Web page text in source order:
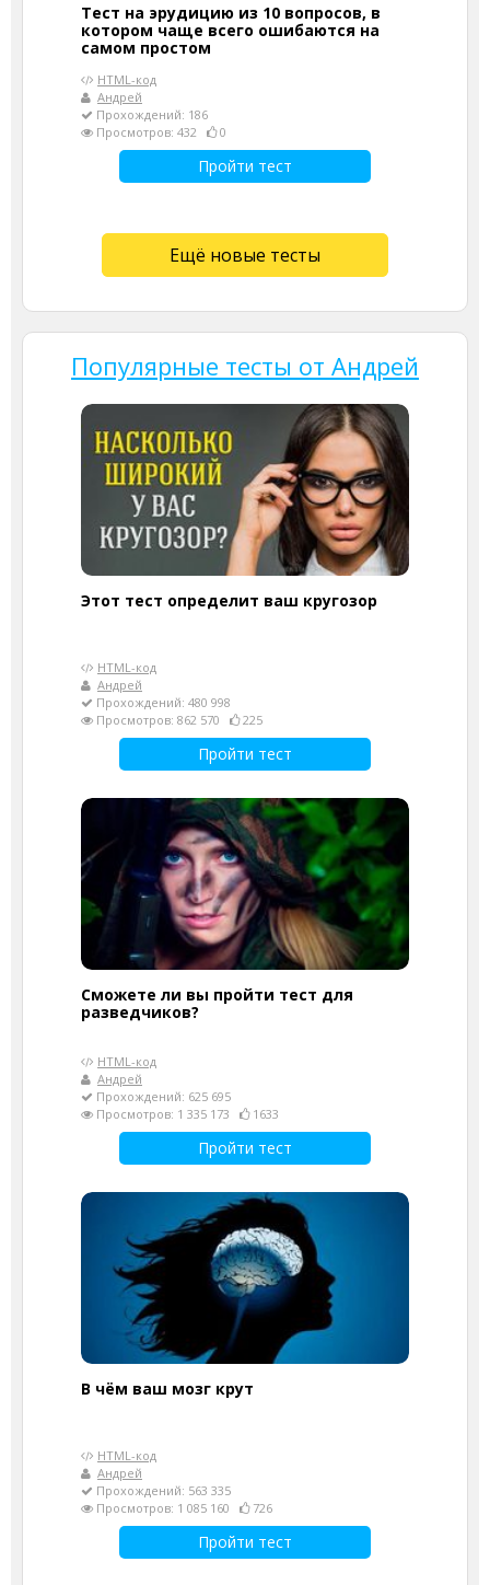
Тест на эрудицию из 10 вопросов, в
котором чаще всего ошибаются на
самом простом
HTML-код
Андрей
Прохождений: 186
Просмотров: 432
0
Пройти тест
Ещё новые тесты
Популярные тесты от Андрей
Этот тест определит ваш кругозор
HTML-код
Андрей
Прохождений: 480 998
Просмотров: 862 570
225
Пройти тест
Сможете ли вы пройти тест для
разведчиков?
HTML-код
Андрей
Прохождений: 625 695
Просмотров: 1 335 173
1633
Пройти тест
В чём ваш мозг крут
HTML-код
Андрей
Прохождений: 563 335
Просмотров: 1 085 160
726
Пройти тест